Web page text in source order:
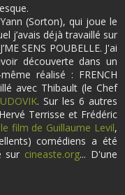
(Sorton), qui joue le
j’avais déjà travaillé sur
SENS POUBELLE. J'ai
découverte dans un
réalisé : FRENCH
avec Thibault (le Chef
. Sur les 6 autres
Terrisse et Frédéric
film de Guillaume Levil,
comédiens a été
sur cineaste.org... D'une